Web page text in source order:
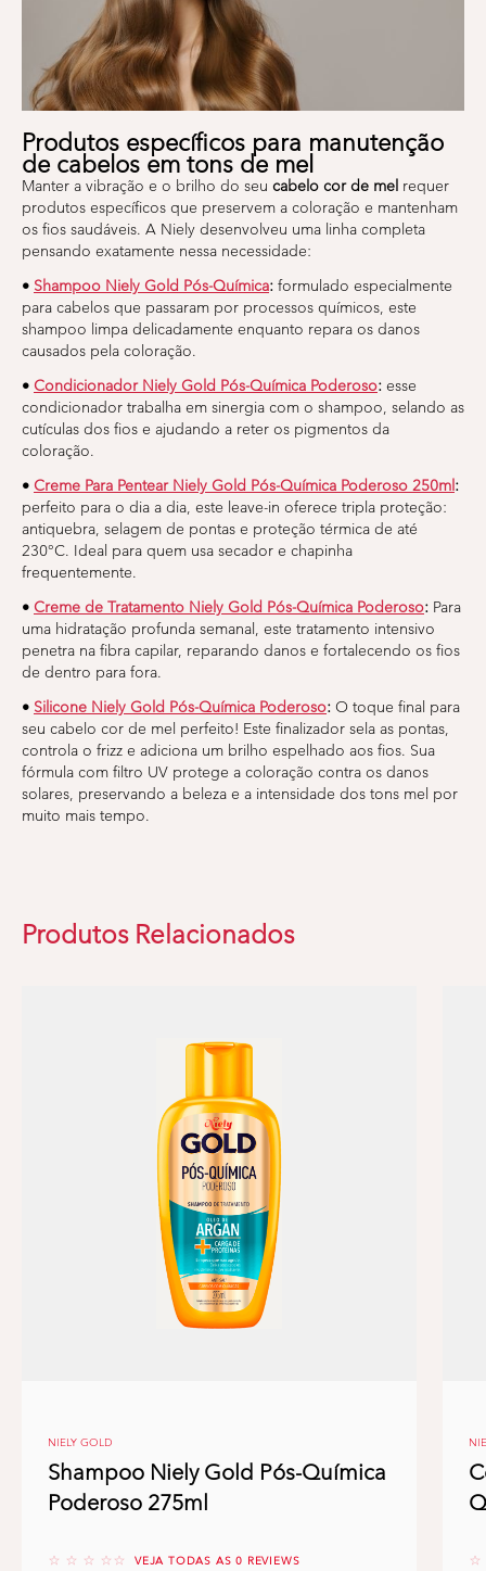
Produtos específicos para manutenção
de cabelos em tons de mel
Manter a vibração e o brilho do seu cabelo cor de mel requer
produtos específicos que preservem a coloração e mantenham
os fios saudáveis. A Niely desenvolveu uma linha completa
pensando exatamente nessa necessidade:
• Shampoo Niely Gold Pós-Química: formulado especialmente
para cabelos que passaram por processos químicos, este
shampoo limpa delicadamente enquanto repara os danos
causados pela coloração.
• Condicionador Niely Gold Pós-Química Poderoso: esse
condicionador trabalha em sinergia com o shampoo, selando as
cutículas dos fios e ajudando a reter os pigmentos da
coloração.
• Creme Para Pentear Niely Gold Pós-Química Poderoso 250ml :
perfeito para o dia a dia, este leave-in oferece tripla proteção:
antiquebra, selagem de pontas e proteção térmica de até
230°C. Ideal para quem usa secador e chapinha
frequentemente.
• Creme de Tratamento Niely Gold Pós-Química Poderoso: Para
uma hidratação profunda semanal, este tratamento intensivo
penetra na fibra capilar, reparando danos e fortalecendo os fios
de dentro para fora.
• Silicone Niely Gold Pós-Química Poderoso: O toque final para
seu cabelo cor de mel perfeito! Este finalizador sela as pontas,
controla o frizz e adiciona um brilho espelhado aos fios. Sua
fórmula com filtro UV protege a coloração contra os danos
solares, preservando a beleza e a intensidade dos tons mel por
muito mais tempo.
Produtos Relacionados
NIELY GOLD
Shampoo Niely Gold Pós-Química
Poderoso 275ml
No reviews VEJA TODAS AS 0 REVIEWS